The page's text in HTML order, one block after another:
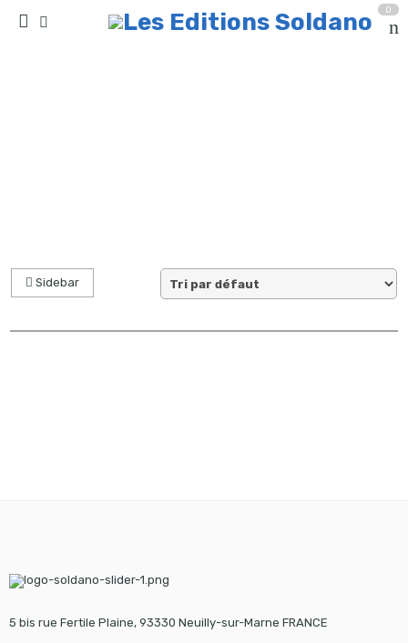
0
Sidebar
5 bis rue Fertile Plaine, 93330 Neuilly-sur-Marne FRANCE